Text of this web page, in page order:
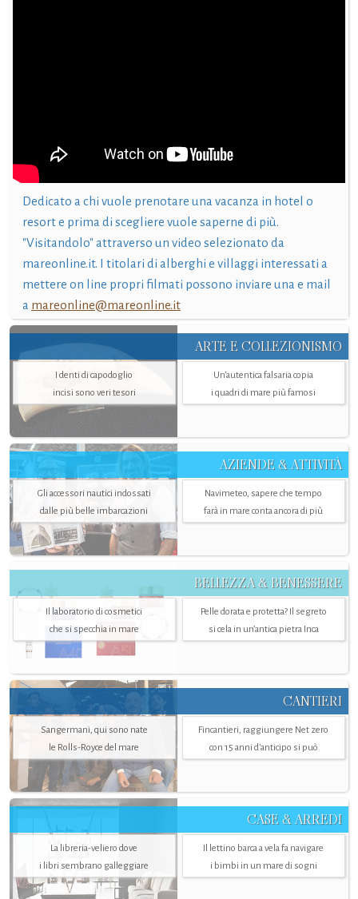
Dedicato a chi vuole prenotare una vacanza in hotel o
resort e prima di scegliere vuole saperne di più.
"Visitandolo" attraverso un video selezionato da
mareonline.it. I titolari di alberghi e villaggi interessati a
mettere on line propri filmati possono inviare una e mail
a mareonline@mareonline.it
ARTE E COLLEZIONISMO
I denti di capodoglio
incisi sono veri tesori
Un’autentica falsaria copia
i quadri di mare più famosi
AZIENDE & ATTIVITÀ
Gli accessori nautici indossati
dalle più belle imbarcazioni
Navimeteo, sapere che tempo
farà in mare conta ancora di più
BELLEZZA & BENESSERE
Il laboratorio di cosmetici
che si specchia in mare
Pelle dorata e protetta? Il segreto
si cela in un’antica pietra Inca
CANTIERI
Sangermani, qui sono nate
le Rolls-Royce del mare
Fincantieri, raggiungere Net zero
con 15 anni d'anticipo si può
CASE & ARREDI
La libreria-veliero dove
i libri sembrano galleggiare
Il lettino barca a vela fa navigare
i bimbi in un mare di sogni